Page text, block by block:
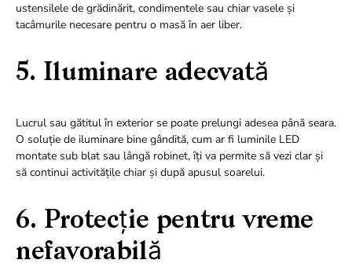
ustensilele de grădinărit, condimentele sau chiar vasele și
tacâmurile necesare pentru o masă în aer liber.
5. Iluminare adecvată
Lucrul sau gătitul în exterior se poate prelungi adesea până seara.
O soluție de iluminare bine gândită, cum ar fi luminile LED
montate sub blat sau lângă robinet, îți va permite să vezi clar și
să continui activitățile chiar și după apusul soarelui.
6. Protecție pentru vreme
nefavorabilă